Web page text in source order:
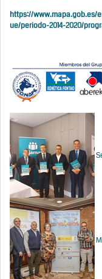
https://www.mapa.gob.es/
ue/periodo-2014-2020/